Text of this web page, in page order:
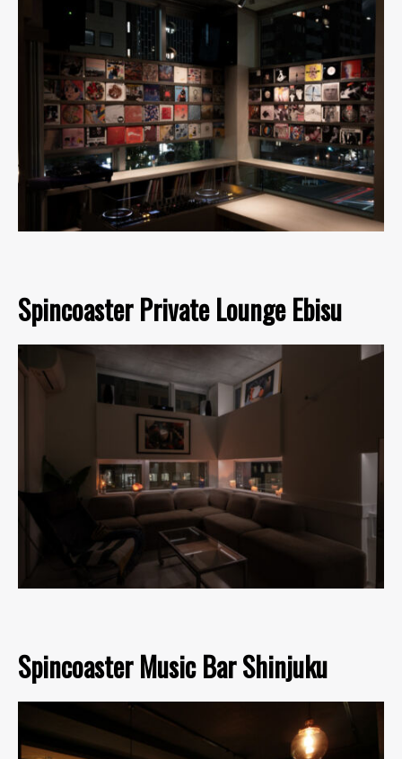
Spincoaster Private Lounge Ebisu
Spincoaster Music Bar Shinjuku